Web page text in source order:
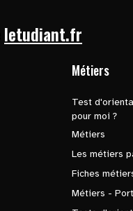
letudiant.fr
Métiers
Test
pour moi ?
Métiers
Les métiers
Fiches
Métiers -